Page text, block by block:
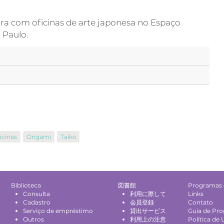
com oficinas de arte japonesa no Espaço
Paulo.
Origami Taiko
Biblioteca
Consulta
Cadastro
Serviço de empréstimo
Outros
図書館
利用に際して
会員登録
貸出サービス
利用上の注意
Programas
Links
Contato
Guia de
Política de